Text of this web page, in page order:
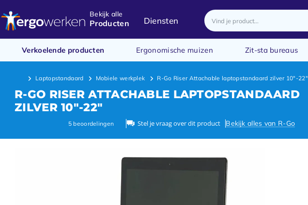
Bekijk alle
Producten Diensten
Verkoelende producten Ergonomische muizen Zit-sta bureaus
Laptopstandaard Mobiele werkplek R-Go Riser Attachable laptopstandaard zilver 10"-22"
R-GO RISER ATTACHABLE LAPTOPSTANDAARD
ZILVER 10"-22"
5 beoordelingen Stel je vraag over dit product Bekijk alles van R-Go